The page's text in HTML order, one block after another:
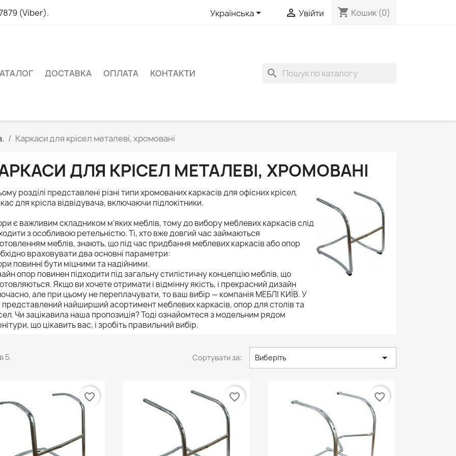
(Viber). Українська  Увійти shopping_cart Кошик (0)
ДОСТАВКА ОПЛАТА КОНТАКТИ search
Каркаси для крісел металеві, хромовані
ДЛЯ КРІСЕЛ МЕТАЛЕВІ, ХРОМОВАНІ
розділі представлені різні типи хромованих каркасів для офісних крісел,
для крісла відвідувача, включаючи підлокітники.
є важливим складником м'яких меблів, тому до вибору меблевих каркасів слід
з особливою ретельністю. Ті, хто вже довгий час займаються
меблів, знають, що під час придбання меблевих каркасів або опор
враховувати два основні параметри:
повинні бути міцними та надійними.
опор повинен підходити під загальну стилістичну концепцію меблів, що
Якщо ви хочете отримати і відмінну якість, і прекрасний дизайн
але при цьому не переплачувати, то ваш вибір — компанія МЕБЛІ КИЇВ. У
представлений найширший асортимент меблевих каркасів, опор для столів та
Чи зацікавила наша пропозиція? Тоді ознайомтеся з модельним рядом
що цікавить вас, і зробіть правильний вибір.
5. Сортувати за: Виберіть 
favorite_border favorite_border favorite_border